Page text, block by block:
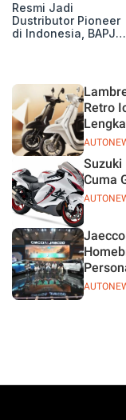
Resmi Jadi
Dustributor Pioneer
di Indonesia, BAPJ
Retro
Suzuki
Cuma